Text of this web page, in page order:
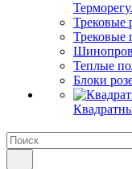
Трековые
Трековые
Теплые
Блоки